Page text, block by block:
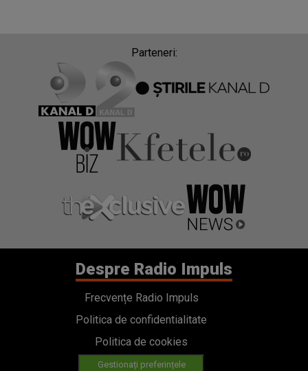
Parteneri:
Despre Radio Impuls
Frecvențe Radio Impuls
Politica de confidentialitate
Politica de cookies
Gestionați preferințele